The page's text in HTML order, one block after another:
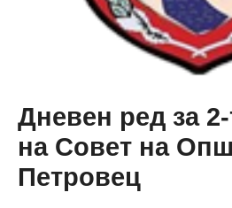
Дневен ред за
на Совет на
Петровец